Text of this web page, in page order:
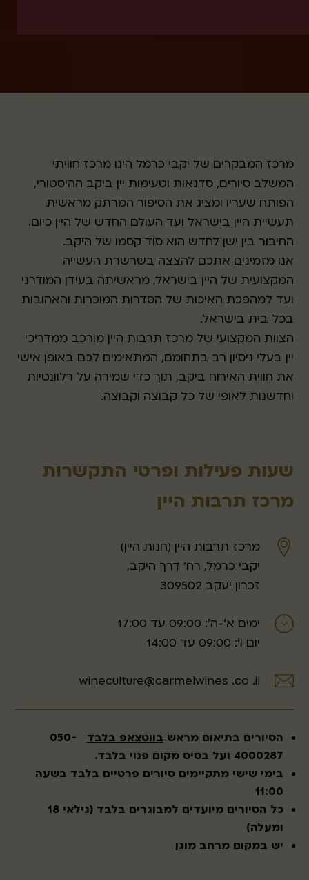
מרכז המבקרים של יקבי כרמל הינו מרכז חוויתי
המשלב סיורים, סדנאות וטעימות יין ביקב ההיסטורי,
הפותח שעריו ומציג את הסיפור המרתק מראשית
תעשיית היין בישראל ועד העולם החדש של היין כיום.
החיבור בין ישן לחדש הוא סוד קסמו של היקב.
אנו מזמינים אתכם להצצה בשרשרת העשייה
המקצועית של היין בישראל, מראשיתה בעידן המודרני
ועד למהפכת האיכות של הסדרות המוכרות והאהובות
בכל בית בישראל.
הצוות המקצועי של מרכז תרבות היין מורכב ממדריכי
יין בעלי ניסיון רב בתחומם, המתאימים לכם באופן אישי
את חווית האירוח ביקב, תוך כדי שמירה על רלוונטיות
וחדשנות לאופי של כל קבוצה וקבוצה.
שעות פעילות ופרטי התקשרות
מרכז תרבות היין
מרכז תרבות היין (חנות היין)
יקבי כרמל, רח' דרך היקב,
זכרון יעקב 309502
ימים א׳-ה׳: 09:00 עד 17:00
יום ו׳: 09:00 עד 14:00
wineculture@carmelwines .co .il
הסיורים בתיאום מראש בווטצאפ בלבד
050-
4000287 ועל בסיס מקום פנוי בלבד.
בימי שישי מתקיימים סיורים פרטיים בלבד בשעה
11:00
כל הסיורים מיועדים למבוגרים בלבד (גילאי 18
ומעלה)
יש במקום מרחב מוגן